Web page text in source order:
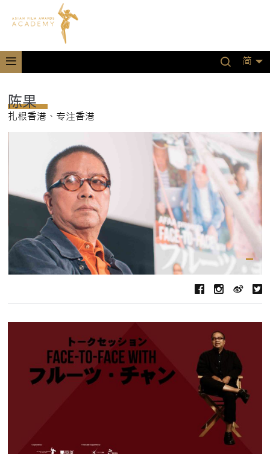
简
陈果
扎根香港、专注香港